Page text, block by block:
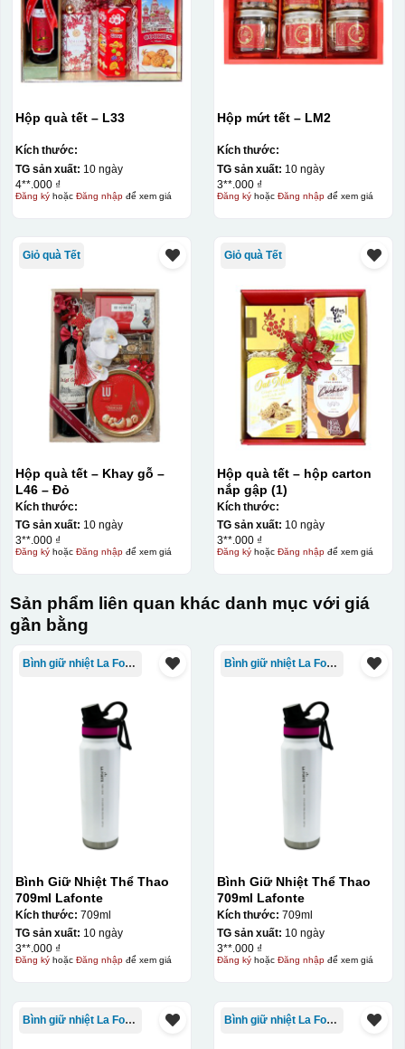
Hộp quà tết – L33
Kích thước:
TG sản xuất: 10 ngày
4**.000 ₫
Đăng kýhoặc Đăng nhậpđể xem giá
Hộp mứt tết – LM2
Kích thước:
TG sản xuất: 10 ngày
3**.000 ₫
Đăng kýhoặc Đăng nhậpđể xem giá
Giỏ quà Tết
Hộp quà tết – Khay gỗ –
L46 – Đỏ
Kích thước:
TG sản xuất: 10 ngày
3**.000 ₫
Đăng kýhoặc Đăng nhậpđể xem giá
Giỏ quà Tết
Hộp quà tết – hộp carton
nắp gập (1)
Kích thước:
TG sản xuất: 10 ngày
3**.000 ₫
Đăng kýhoặc Đăng nhậpđể xem giá
Sản phẩm liên quan khác danh mục với giá
gần bằng
Bình giữ nhiệt La Fonte
Bình Giữ Nhiệt Thể Thao
709ml Lafonte
Kích thước: 709ml
TG sản xuất: 10 ngày
3**.000 ₫
Đăng kýhoặc Đăng nhậpđể xem giá
Bình giữ nhiệt La Fonte
Bình Giữ Nhiệt Thể Thao
709ml Lafonte
Kích thước: 709ml
TG sản xuất: 10 ngày
3**.000 ₫
Đăng kýhoặc Đăng nhậpđể xem giá
Bình giữ nhiệt La Fonte Bình giữ nhiệt La Fonte